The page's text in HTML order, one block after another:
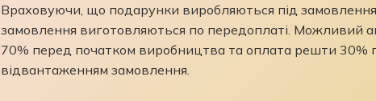
Враховуючи, що подарунки виробляються під замовлення,
замовлення виготовляються по передоплаті. Можливий
70% перед початком виробництва та оплата решти 30%
відвантаженням замовлення.